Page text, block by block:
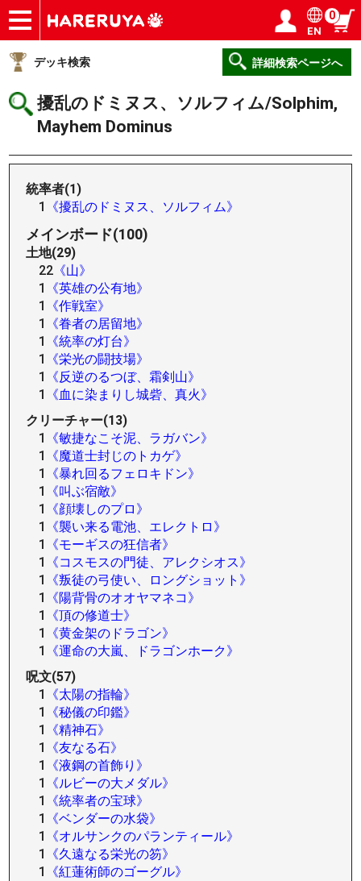
ショップ
買取
記事
デッキ検索
デッキ構築
選手一覧
店舗一覧
イベント
ヘルプ
お問い合わせ ログイン／会員登録
EN
0
デッキ検索 詳細検索ページへ
擾乱のドミヌス、ソルフィム/Solphim,
Mayhem Dominus
統率者(1)
1
《擾乱のドミヌス、ソルフィム》
メインボード(100)
土地(29)
22 《山》
1
《英雄の公有地》
1
《作戦室》
1
《眷者の居留地》
1
《統率の灯台》
1
《栄光の闘技場》
1
《反逆のるつぼ、霜剣山》
1
《血に染まりし城砦、真火》
クリーチャー(13)
1
《敏捷なこそ泥、ラガバン》
1
《魔道士封じのトカゲ》
1
《暴れ回るフェロキドン》
1
《叫ぶ宿敵》
1
《顔壊しのプロ》
1
《襲い来る電池、エレクトロ》
1
《モーギスの狂信者》
1
《コスモスの門徒、アレクシオス》
1
《叛徒の弓使い、ロングショット》
1
《陽背骨のオオヤマネコ》
1
《頂の修道士》
1
《黄金架のドラゴン》
1
《運命の大嵐、ドラゴンホーク》
呪文(57)
1
《太陽の指輪》
1
《秘儀の印鑑》
1
《精神石》
1
《友なる石》
1
《液鋼の首飾り》
1
《ルビーの大メダル》
1
《統率者の宝球》
1
《ベンダーの水袋》
1
《オルサンクのパランティール》
1
《久遠なる栄光の笏》
1
《紅蓮術師のゴーグル》